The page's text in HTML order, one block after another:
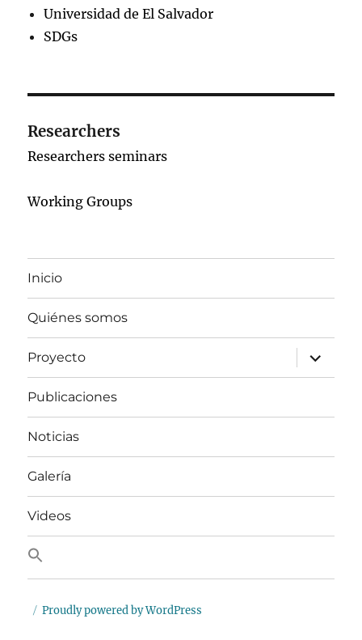
Universidad de El Salvador
SDGs
Researchers
Researchers seminars
Working Groups
Inicio
Quiénes somos
Proyecto
expand
child
menu
Publicaciones
Noticias
Galería
Videos
Proudly powered by WordPress